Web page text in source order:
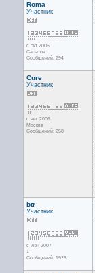
Roma
Участник
с окт 2006
Саратов
Сообщений: 294
Cure
Участник
с авг 2006
Москва
Сообщений: 258
btr
Участник
с июн 2007
1
Сообщений: 1926